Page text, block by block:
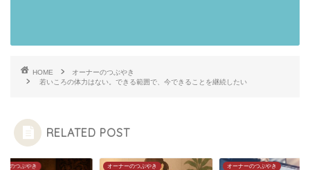
HOME
オーナーのつぶやき
若いころの体力はない。できる範囲で、今できることを継続したい
RELATED POST
ーのつぶやき オーナーのつぶやき オーナーのつぶやき